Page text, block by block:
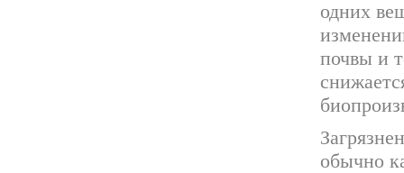
одних
почвы и
обычно